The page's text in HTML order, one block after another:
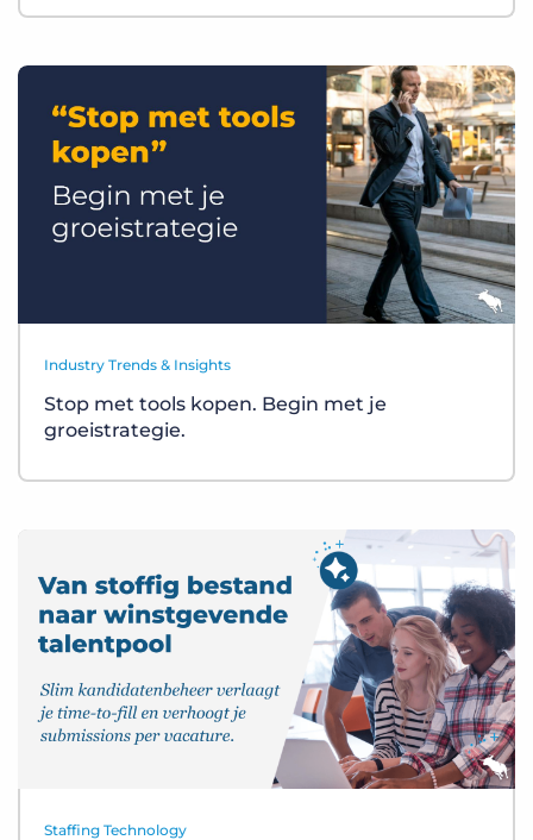
Industry Trends & Insights
Stop met tools kopen. Begin met je
groeistrategie.
Staffing Technology